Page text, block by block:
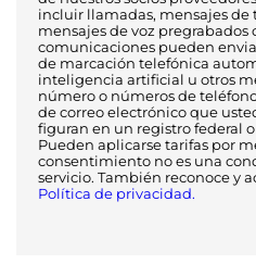
incluir llamadas, mensajes de
mensajes de voz pregrabados
comunicaciones pueden
de marcación telefónica
inteligencia artificial u otros
número o números de
de correo electrónico que
figuran en un registro federal
Pueden aplicarse tarifas por
consentimiento no es una
servicio. También reconoce y
Política de privacidad.